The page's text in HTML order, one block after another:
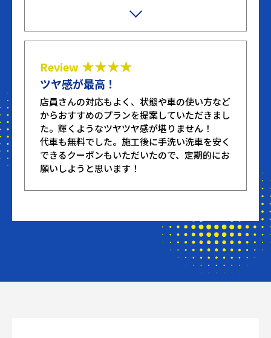
で見るたびに心が躍ります。
Review ★★★★
ツヤ感が最高！
店員さんの対応もよく、状態や車の使い方など
からおすすめのプランを提案していただきまし
た。輝くようなツヤツヤ感が堪りません！
代車も無料でした。施工後に手洗い洗車を安く
できるクーポンもいただいたので、定期的にお
願いしようと思います！